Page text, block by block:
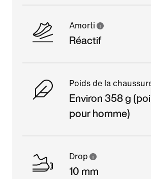
Amorti
Réactif
Poids de la
Environ 358 g
pour homme)
Drop
10 mm